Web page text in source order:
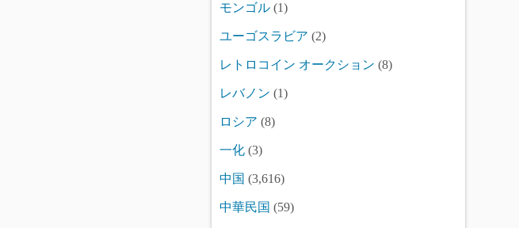
モンゴル (1)
ユーゴスラビア (2)
レトロコイン オークション (8)
レバノン (1)
ロシア (8)
一化 (3)
中国 (3,616)
中華民国 (59)